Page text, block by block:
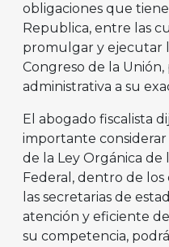
obligaciones que
Republica, entre las
promulgar y ejecutar
Congreso de la
administrativa a su
El abogado fiscalista
importante considerar
de la Ley Orgánica de
Federal, dentro de
las secretarias de
atención y eficiente
su competencia,